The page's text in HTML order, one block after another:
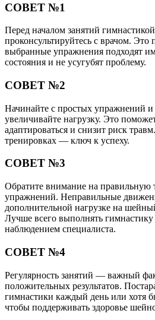
СОВЕТ №1
Перед началом занятий
проконсультируйтесь с врачом. Это
выбранные упражнения подходят
состояния и не усугубят проблему.
СОВЕТ №2
Начинайте с простых упражнений и
увеличивайте нагрузку. Это
адаптироваться и снизит риск
тренировках — ключ к успеху.
СОВЕТ №3
Обратите внимание на правильную
упражнений. Неправильные
дополнительной нагрузке на
Лучше всего выполнять
наблюдением специалиста.
СОВЕТ №4
Регулярность занятий — важный
положительных результатов.
гимнастики каждый день или хотя
чтобы поддерживать здоровье